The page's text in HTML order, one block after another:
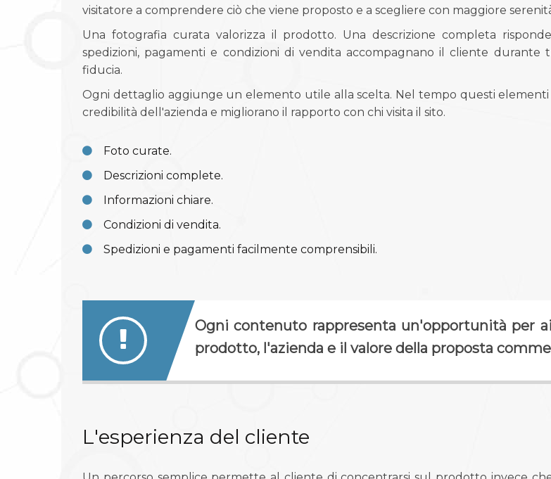
visitatore a comprendere ciò che viene proposto e a scegliere con maggiore
Una fotografia curata valorizza il prodotto. Una descrizione completa
spedizioni, pagamenti e condizioni di vendita accompagnano il cliente
fiducia.
Ogni dettaglio aggiunge un elemento utile alla scelta. Nel tempo questi
credibilità dell'azienda e migliorano il rapporto con chi visita il sito.
Foto curate.
Descrizioni complete.
Informazioni chiare.
Condizioni di vendita.
Spedizioni e pagamenti facilmente comprensibili.
Ogni contenuto rappresenta un'opportunità per
prodotto, l'azienda e il valore della proposta
L'esperienza del cliente